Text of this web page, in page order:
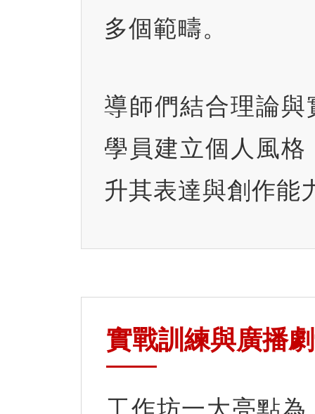
多個範疇。
導師們結合理論
學員建立個人風
升其表達與創作能
實戰訓練與廣播